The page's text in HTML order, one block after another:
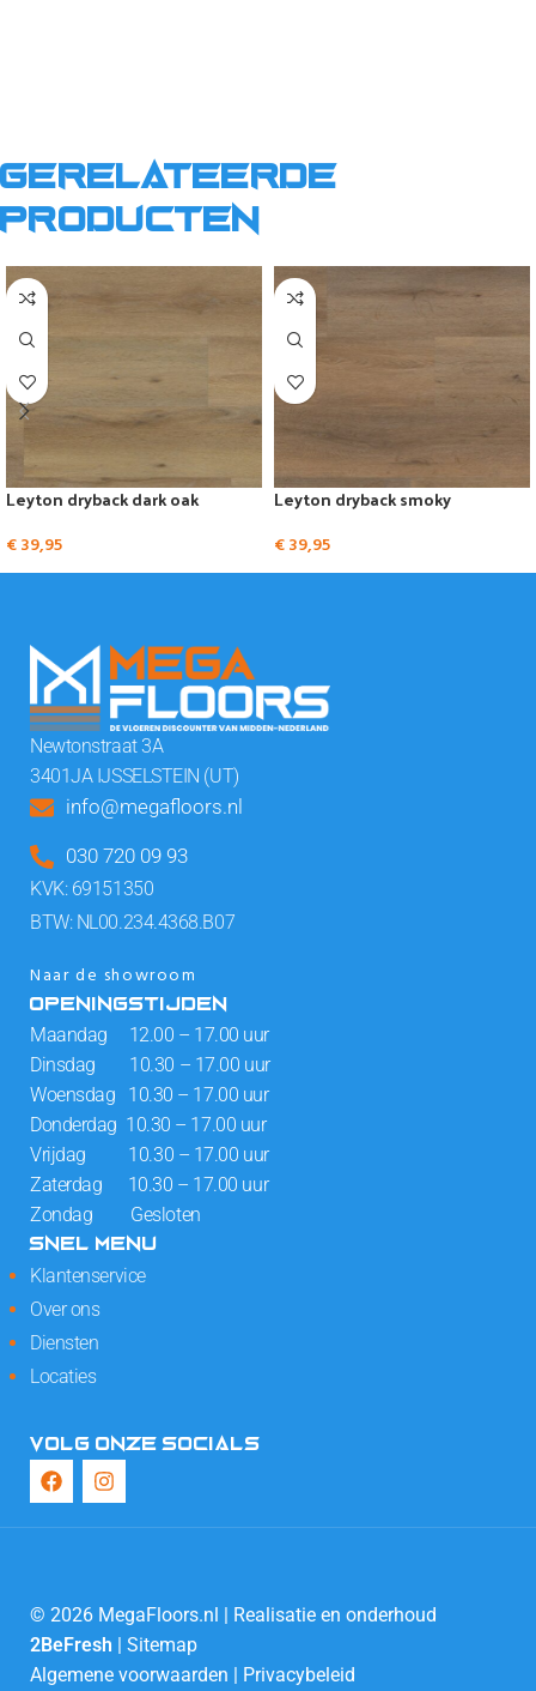
Gerelateerde
producten
Leyton dryback dark oak
€39,95
Leyton dryback smoky
€39,95
Newtonstraat 3A
3401JA IJSSELSTEIN (UT)
info@megafloors.nl
030 720 09 93
KVK: 69151350
BTW: NL00.234.4368.B07
Naar de showroom
OPENINGSTIJDEN
Maandag 12.00 – 17.00 uur
Dinsdag 10.30 – 17.00 uur
Woensdag 10.30 – 17.00 uur
Donderdag 10.30 – 17.00 uur
Vrijdag 10.30 – 17.00 uur
Zaterdag 10.30 – 17.00 uur
Zondag Gesloten
SNEL MENU
Klantenservice
Over ons
Diensten
Locaties
VOLG ONZE SOCIALS
© 2026 MegaFloors.nl | Realisatie en onderhoud
2BeFresh | Sitemap
Algemene voorwaarden | Privacybeleid